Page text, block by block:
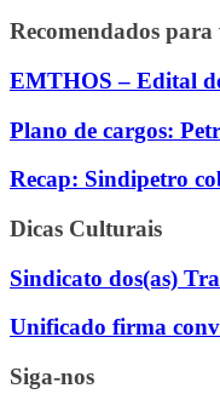
Recomendados para
EMTHOS – Edital
Plano de cargos:
Recap: Sindipetro
Dicas Culturais
Sindicato dos(as)
Unificado firma
Siga-nos